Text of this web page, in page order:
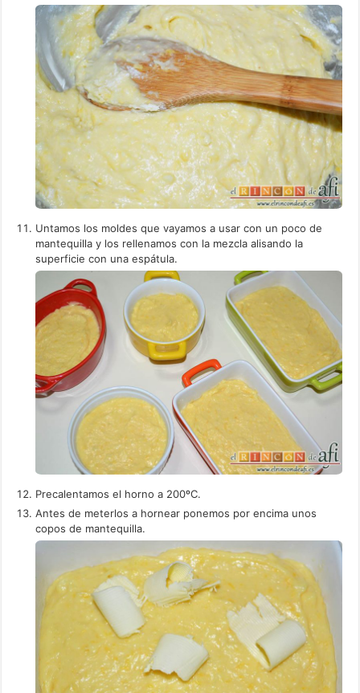
Untamos los moldes que vayamos a usar con un poco de
mantequilla y los rellenamos con la mezcla alisando la
superficie con una espátula.
Precalentamos el horno a 200ºC.
Antes de meterlos a hornear ponemos por encima unos
copos de mantequilla.